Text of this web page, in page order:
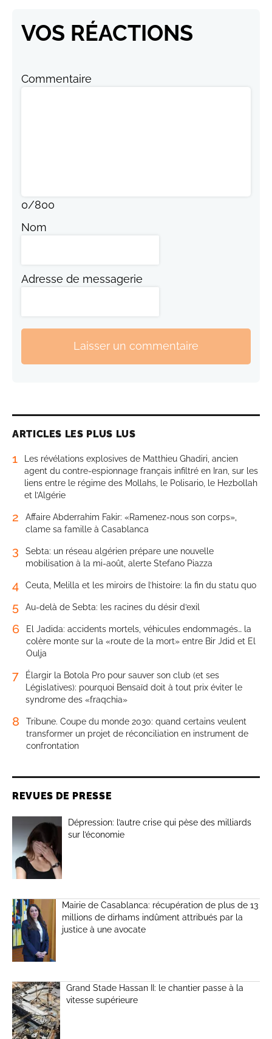
VOS RÉACTIONS
Commentaire
0/800
Nom
Adresse de messagerie
Laisser un commentaire
ARTICLES LES PLUS LUS
1
Les révélations explosives de Matthieu Ghadiri, ancien
agent du contre-espionnage français infiltré en Iran, sur les
liens entre le régime des Mollahs, le Polisario, le Hezbollah
et l’Algérie
2
Affaire Abderrahim Fakir: «Ramenez-nous son corps»,
clame sa famille à Casablanca
3
Sebta: un réseau algérien prépare une nouvelle
mobilisation à la mi-août, alerte Stefano Piazza
4 Ceuta, Melilla et les miroirs de l’histoire: la fin du statu quo
5 Au-delà de Sebta: les racines du désir d’exil
6
El Jadida: accidents mortels, véhicules endommagés… la
colère monte sur la «route de la mort» entre Bir Jdid et El
Oulja
7
Élargir la Botola Pro pour sauver son club (et ses
Législatives): pourquoi Bensaïd doit à tout prix éviter le
syndrome des «fraqchia»
8
Tribune. Coupe du monde 2030: quand certains veulent
transformer un projet de réconciliation en instrument de
confrontation
REVUES DE PRESSE
Dépression: l’autre crise qui pèse des milliards
sur l’économie
Mairie de Casablanca: récupération de plus de 13
millions de dirhams indûment attribués par la
justice à une avocate
Grand Stade Hassan II: le chantier passe à la
vitesse supérieure